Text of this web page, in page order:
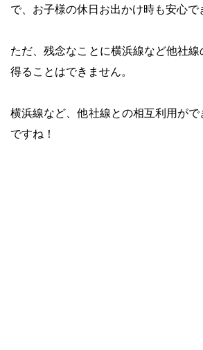
で、お子様の休日お出かけ時も安心で
ただ、残念なことに横浜線など他社
得ることはできません。
横浜線など、他社線との相互利用が
ですね！